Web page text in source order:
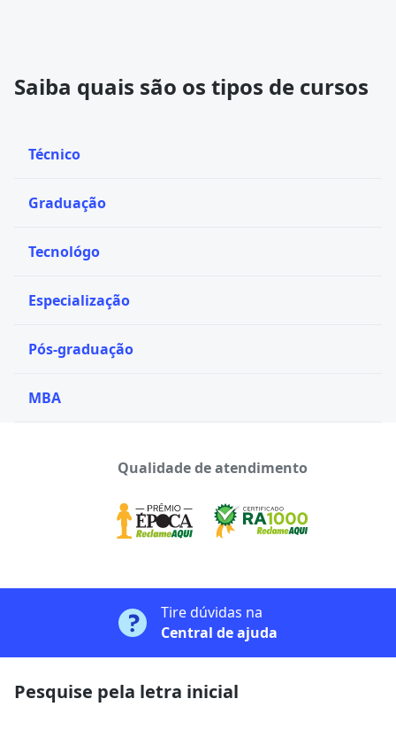
Saiba quais são os tipos de cursos
Técnico
Graduação
Tecnológo
Especialização
Pós-graduação
MBA
Qualidade de atendimento
Tire dúvidas na
Central de ajuda
Pesquise pela letra inicial